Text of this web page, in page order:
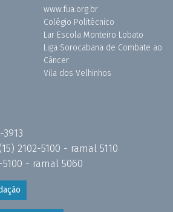
www.fua.org.br
Colégio Politécnico
Lar Escola Monteiro Lobato
Liga Sorocabana de Combate ao
Câncer
Vila dos Velhinhos
3913
(15) 2102-5100 - ramal 5110
5100 - ramal 5060